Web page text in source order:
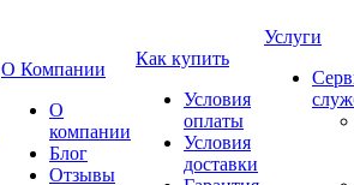
О Компании
О
компании
Блог
Отзывы
Как купить
Условия
оплаты
Условия
доставки
Услуги